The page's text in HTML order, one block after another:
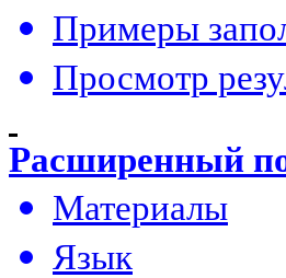
Примеры
Просмотр
Расширенный
Материалы
Язык